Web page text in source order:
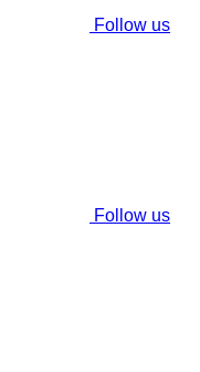
Follow us
Follow us